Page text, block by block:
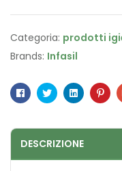
Categoria: prodotti
Brands: Infasil
Facebook
TwitterLinkedin
DESCRIZIONE